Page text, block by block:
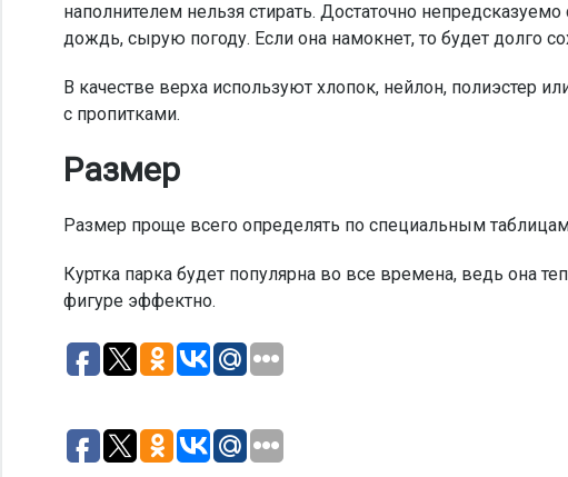
наполнителем нельзя стирать. Достаточно
дождь, сырую погоду. Если она намокнет, то будет долго
В качестве верха используют хлопок, нейлон, полиэстер
с пропитками.
Размер
Размер проще всего определять по специальным таблицам,
Куртка парка будет популярна во все времена, ведь она
фигуре эффектно.